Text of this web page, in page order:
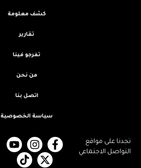
تجدنا على مواقع
التواصل الاجتماعي
كشف معلومة
تقارير
تفرجو فينا
من نحن
اتصل بنا
سياسة الخصوصية